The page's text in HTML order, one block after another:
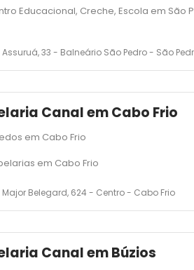
Educacional, Creche, Escola em São
33 - Balneário São Pedro - São Pedro da
Canal em Cabo Frio
em Cabo Frio
em Cabo Frio
Major Belegard, 624 - Centro - Cabo Frio
Canal em Búzios